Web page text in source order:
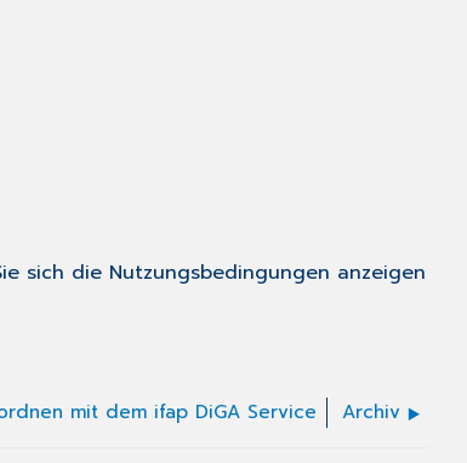
sich die Nutzungsbedingungen anzeigen
mit dem ifap DiGA Service Archiv